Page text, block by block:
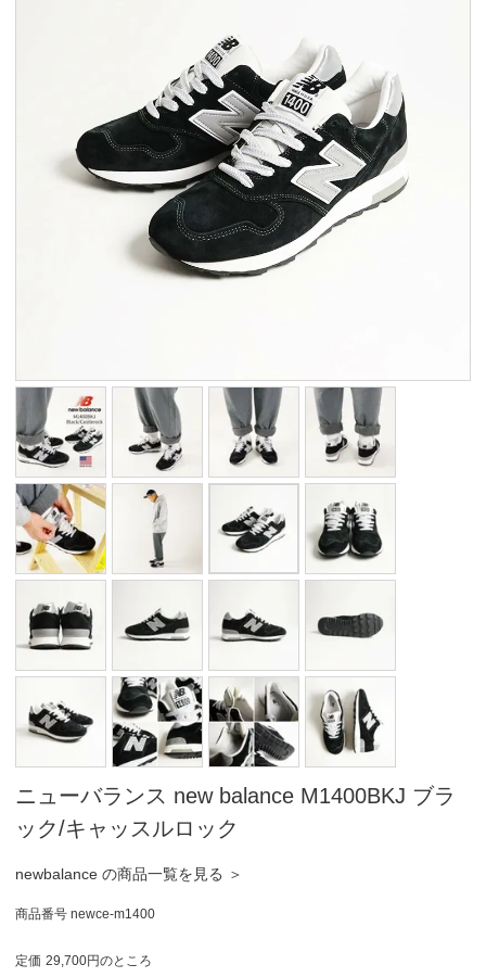
ニューバランス new balance M1400BKJ ブラ
ック/キャッスルロック
newbalance の商品一覧を見る ＞
商品番号 newce-m1400
定価 29,700 のところ